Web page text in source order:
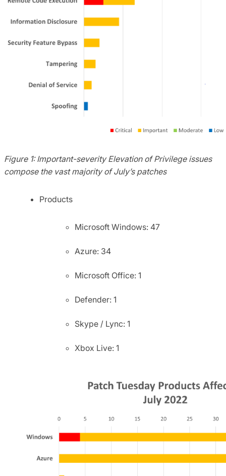
Figure 1:Important-severity Elevation of Privilege issues
compose the vast majority of July’s patches
Products
Microsoft Windows: 47
Azure: 34
Microsoft Office: 1
Defender: 1
Skype / Lync: 1
Xbox Live: 1